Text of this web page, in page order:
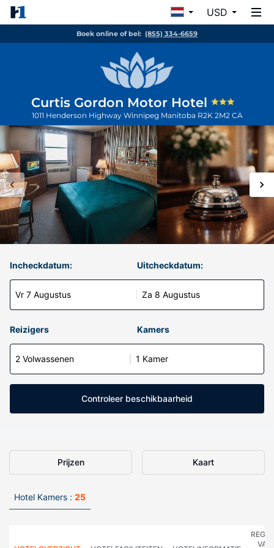
USD
Boek online of bel: (855) 334-6659
Curtis Gordon Motor Hotel
1011 Henderson Highway Winnipeg Manitoba R2K 2M2 CA
Incheckdatum:
Vr 7 Augustus
Uitcheckdatum:
Za 8 Augustus
Reizigers Kamers
2 Volwassenen 1 Kamer
Controleer beschikbaarheid
Prijzen Kaart
Hotel Kamers : 25
VAN